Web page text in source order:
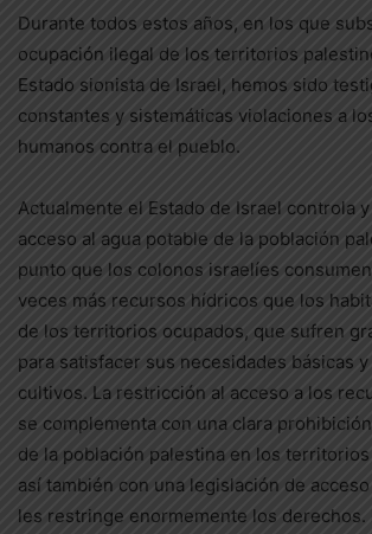
Durante todos estos años, en los que
ocupación ilegal de los territorios
Estado sionista de Israel, hemos sido
constantes y sistemáticas violaciones a
humanos contra el pueblo.
Actualmente el Estado de Israel controla
acceso al agua potable de la población
punto que los colonos israelíes
veces más recursos hídricos que los
de los territorios ocupados, que sufren
para satisfacer sus necesidades básicas
cultivos. La restricción al acceso a los
se complementa con una clara
de la población palestina en los
así también con una legislación de
les restringe enormemente los derechos.